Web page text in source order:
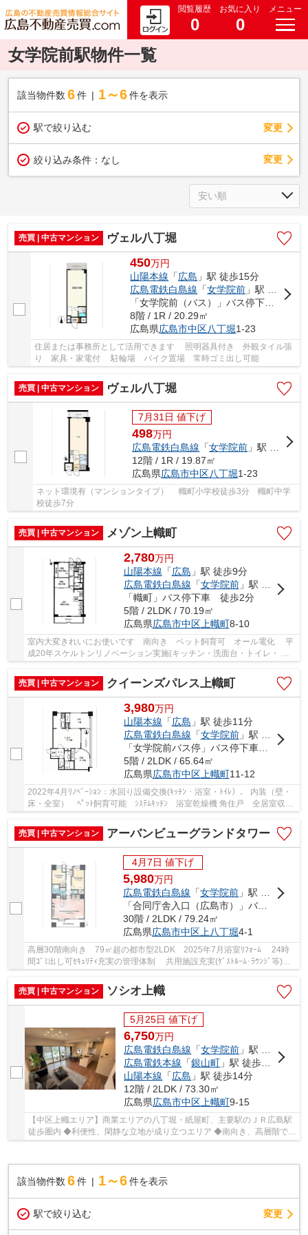
閲覧履歴
0
お気に入り
0
メニュー
女学院前駅物件一覧
該当物件数 6件 1～6 件を表示
駅で絞り込む 変更
絞り込み条件： なし 変更
売買 | 中古マンション ヴェル八丁堀
450万円
山陽本線 「広島 」駅 徒歩15分
広島電鉄白島線 「女学院前 」駅 徒歩1分
「女学院前（バス）」バス停下車 徒歩2分
8階 / 1R / 20.29㎡
広島県広島市中区八丁堀1-23
住居または事務所として活用できます 照明器具付き 外観タイル張
り 家具・家電付 駐輪場 バイク置場 常時ゴミ出し可能
売買 | 中古マンション ヴェル八丁堀
7月31日 値下げ
498万円
広島電鉄白島線 「女学院前 」駅 徒歩1分
12階 / 1R / 19.87㎡
広島県広島市中区八丁堀1-23
ネット環境有（マンションタイプ） 幟町小学校徒歩3分 幟町中学
校徒歩7分
売買 | 中古マンション メゾン上幟町
2,780万円
山陽本線 「広島 」駅 徒歩9分
広島電鉄白島線 「女学院前」駅 徒歩7分
「幟町」バス停下車 徒歩2分
5階 / 2LDK / 70.19㎡
広島県広島市中区上幟町8-10
室内大変きれいにお使いです 南向き ペット飼育可 オール電化 平
成20年スケルトンリノベーション実施(キッチン・洗面台・トイレ・ Ｕ
売買 | 中古マンション
クイーンズパレス上幟町
3,980万円
山陽本線 「広島 」駅 徒歩11分
広島電鉄白島線 「女学院前」駅 徒歩5分
「女学院前バス停」バス停下車 徒歩2分
5階 / 2LDK / 65.64㎡
広島県広島市中区上幟町11-12
2022年4月ﾘﾉﾍﾞｰｼｮﾝ：水回り設備交換(ｷｯﾁﾝ・浴室・ﾄｲﾚ）、 内装（壁・
床・全室） ﾍﾟｯﾄ飼育可能 ｼｽﾃﾑｷｯﾁﾝ 浴室乾燥機 角住戸 全居室収
納 駅まで平坦 ｼｬﾜｰ付洗面化粧台 温水洗浄便...
売買 | 中古マンション
アーバンビューグランドタワー
4月7日 値下げ
5,980万円
広島電鉄白島線 「女学院前 」駅 徒歩1分
「合同庁舎入口（広島市）」バス停下車 徒歩1分
30階 / 2LDK / 79.24㎡
広島県広島市中区 上八丁堀4-1
高層30階南向き 79㎡超の都市型2LDK 2025年7月浴室ﾘﾌｫｰﾑ 24時
間ｺﾞﾐ出し可ｾｷｭﾘﾃｨ充実の管理体制 共用施設充実(ｹﾞｽﾄﾙｰﾑ･ﾗｳﾝｼﾞ等)※
一部有料 宅配ﾎﾞｯｸｽ・ｵｰﾄﾛｯｸ・TVﾓﾆﾀ付ｲﾝﾀｰﾎﾝ等設...
売買 | 中古マンション
ソシオ上幟
5月25日 値下げ
6,750万円
広島電鉄白島線 「女学院前 」駅 徒歩6分
広島電鉄本線 「銀山町 」駅 徒歩8分
山陽本線 「広島 」駅 徒歩14分
12階 / 2LDK / 73.30㎡
広島県広島市中区上幟町9-15
【中区上幟エリア】商業エリアの八丁堀・紙屋町、主要駅のＪＲ広島駅
徒歩圏内 ◆利便性、閑静な立地が成り立つエリア ◆南向き、高層階で陽
当り良好（令和8年3月現在） ◆収納豊富
該当物件数 6件 1～6 件を表示
駅で絞り込む 変更